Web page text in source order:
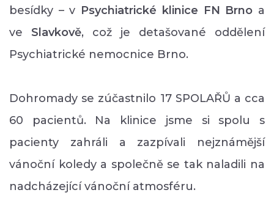
PŮSOBIŠTĚ
besídky – v Psychiatrické klinice FN Brno a
ve Slavkově, což je detašované oddělení
Psychiatrické nemocnice Brno.
Dohromady se zúčastnilo 17 SPOLAŘŮ a cca
60 pacientů. Na klinice jsme si spolu s
pacienty zahráli a zazpívali nejznámější
vánoční koledy a společně se tak naladili na
nadcházející vánoční atmosféru.